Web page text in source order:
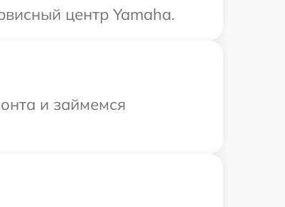
центр Yamaha.
и займемся